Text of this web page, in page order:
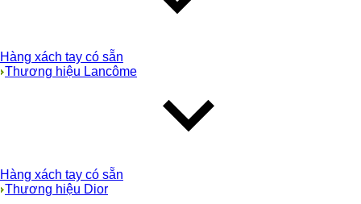
Hàng xách tay có sẵn
Thương hiệu Lancôme
Hàng xách tay có sẵn
Thương hiệu Dior